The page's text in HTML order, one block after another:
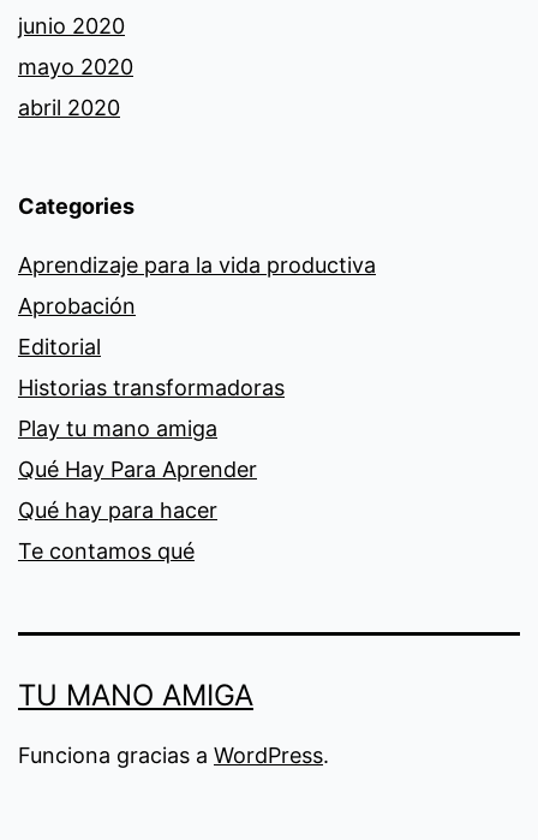
junio 2020
mayo 2020
abril 2020
Categories
Aprendizaje para la vida productiva
Aprobación
Editorial
Historias transformadoras
Play tu mano amiga
Qué Hay Para Aprender
Qué hay para hacer
Te contamos qué
TU MANO AMIGA
Funciona gracias a WordPress.